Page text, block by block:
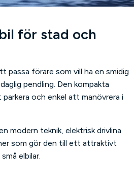
för stad och
passa förare som vill ha en smidig
pendling. Den kompakta
och enkel att manövrera i
modern teknik, elektrisk drivlina
som gör den till ett attraktivt
elbilar.